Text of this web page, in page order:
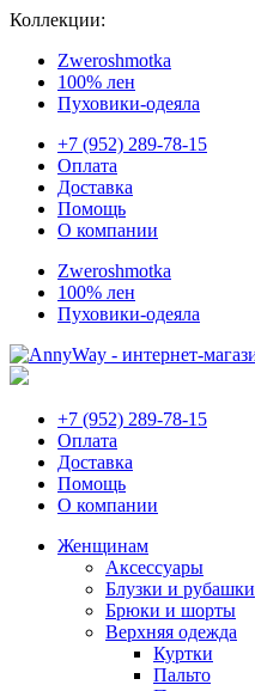
Коллекции:
Zweroshmotka
100% лен
Пуховики-одеяла
+7 (952) 289-78-15
Оплата
Доставка
Помощь
О компании
Zweroshmotka
100% лен
Пуховики-одеяла
+7 (952) 289-78-15
Оплата
Доставка
Помощь
О компании
Женщинам
Аксессуары
Блузки и рубашки
Брюки и шорты
Верхняя одежда
Куртки
Пальто